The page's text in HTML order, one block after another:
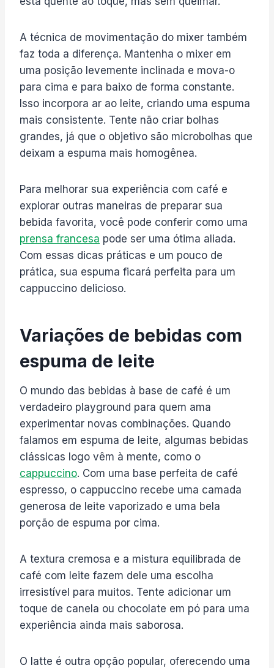
A técnica de movimentação do mixer também
faz toda a diferença. Mantenha o mixer em
uma posição levemente inclinada e mova-o
para cima e para baixo de forma constante.
Isso incorpora ar ao leite, criando uma espuma
mais consistente. Tente não criar bolhas
grandes, já que o objetivo são microbolhas que
deixam a espuma mais homogênea.
Para melhorar sua experiência com café e
explorar outras maneiras de preparar sua
bebida favorita, você pode conferir como uma
prensa francesa pode ser uma ótima aliada.
Com essas dicas práticas e um pouco de
prática, sua espuma ficará perfeita para um
cappuccino delicioso.
Variações de bebidas com
espuma de leite
O mundo das bebidas à base de café é um
verdadeiro playground para quem ama
experimentar novas combinações. Quando
falamos em espuma de leite, algumas bebidas
clássicas logo vêm à mente, como o
cappuccino. Com uma base perfeita de café
espresso, o cappuccino recebe uma camada
generosa de leite vaporizado e uma bela
porção de espuma por cima.
A textura cremosa e a mistura equilibrada de
café com leite fazem dele uma escolha
irresistível para muitos. Tente adicionar um
toque de canela ou chocolate em pó para uma
experiência ainda mais saborosa.
O latte é outra opção popular, oferecendo uma